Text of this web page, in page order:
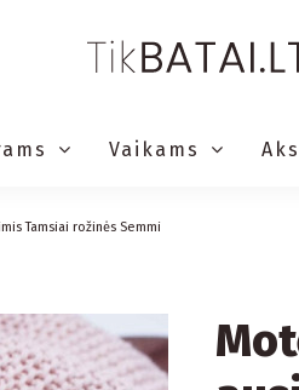
Vaikams
Tamsiai rožinės Semmi